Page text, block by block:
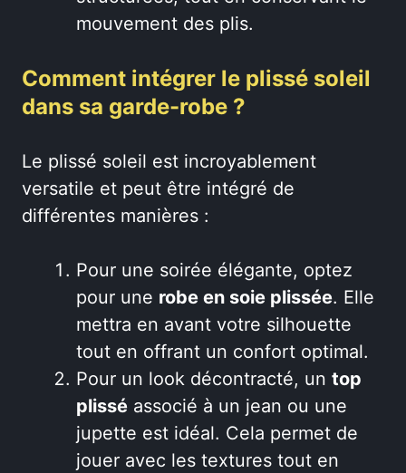
mouvement des plis.
Comment intégrer le plissé soleil
dans sa garde-robe ?
Le plissé soleil est incroyablement
versatile et peut être intégré de
différentes manières :
Pour une soirée élégante, optez
pour une robe en soie plissée. Elle
mettra en avant votre silhouette
tout en offrant un confort optimal.
Pour un look décontracté, un top
plissé associé à un jean ou une
jupette est idéal. Cela permet de
jouer avec les textures tout en